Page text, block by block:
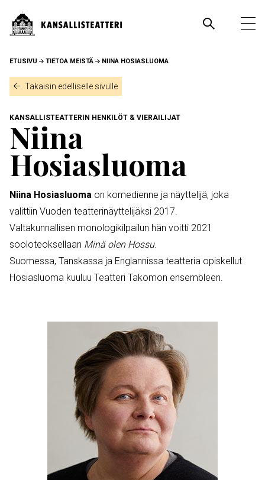
pääsisältöön
MURUPOLKU
ETUSIVU TIETOA MEISTÄ NIINA HOSIASLUOMA
Takaisin edelliselle sivulle
KANSALLISTEATTERIN HENKILÖT & VIERAILIJAT
Niina
Hosiasluoma
Niina Hosiasluoma on komedienne ja näyttelijä, joka
valittiin Vuoden teatterinäyttelijäksi 2017.
Valtakunnallisen monologikilpailun hän voitti 2021
sooloteoksellaan Minä olen Hossu.
Suomessa, Tanskassa ja Englannissa teatteria opiskellut
Hosiasluoma kuuluu Teatteri Takomon ensembleen.